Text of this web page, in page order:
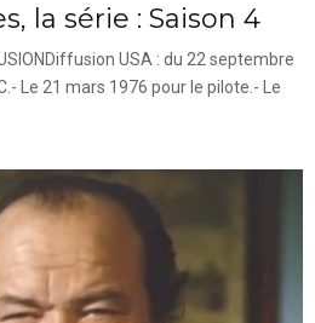
la série : Saison 4
USA : du 22 septembre
Le 21 mars 1976 pour le pilote.- Le